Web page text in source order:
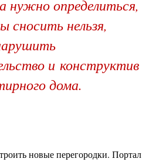
определиться,
сносить нельзя,
и конструктив
дома.
новые перегородки. Портал